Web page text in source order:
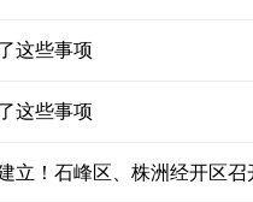
这些事项
这些事项
立！石峰区、株洲经开区